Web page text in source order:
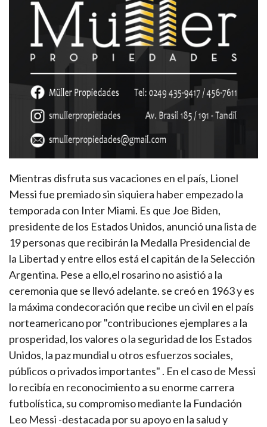
Mientras disfruta sus vacaciones en el país, Lionel
Messi fue premiado sin siquiera haber empezado la
temporada con Inter Miami. Es que Joe Biden,
presidente de los Estados Unidos, anunció una lista de
19 personas que recibirán la Medalla Presidencial de
la Libertad y entre ellos está el capitán de la Selección
Argentina. Pese a ello,el rosarino no asistió a la
ceremonia que se llevó adelante. se creó en 1963 y es
la máxima condecoración que recibe un civil en el país
norteamericano por "contribuciones ejemplares a la
prosperidad, los valores o la seguridad de los Estados
Unidos, la paz mundial u otros esfuerzos sociales,
públicos o privados importantes" . En el caso de Messi
lo recibía en reconocimiento a su enorme carrera
futbolística, su compromiso mediante la Fundación
Leo Messi -destacada por su apoyo en la salud y